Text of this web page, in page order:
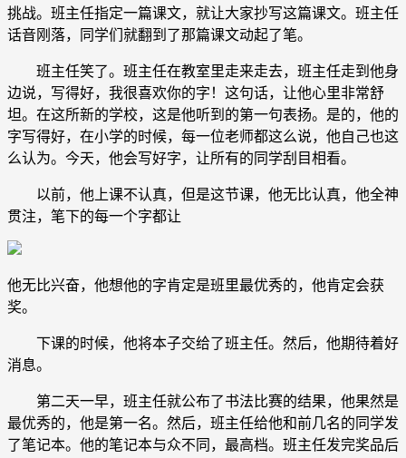
挑战。班主任指定一篇课文，就让大家抄写这篇课文。班主任
话音刚落，同学们就翻到了那篇课文动起了笔。
班主任笑了。班主任在教室里走来走去，班主任走到他身
边说，写得好，我很喜欢你的字！这句话，让他心里非常舒
坦。在这所新的学校，这是他听到的第一句表扬。是的，他的
字写得好，在小学的时候，每一位老师都这么说，他自己也这
么认为。今天，他会写好字，让所有的同学刮目相看。
以前，他上课不认真，但是这节课，他无比认真，他全神
贯注，笔下的每一个字都让
他无比兴奋，他想他的字肯定是班里最优秀的，他肯定会获
奖。
下课的时候，他将本子交给了班主任。然后，他期待着好
消息。
第二天一早，班主任就公布了书法比赛的结果，他果然是
最优秀的，他是第一名。然后，班主任给他和前几名的同学发
了笔记本。他的笔记本与众不同，最高档。班主任发完奖品后